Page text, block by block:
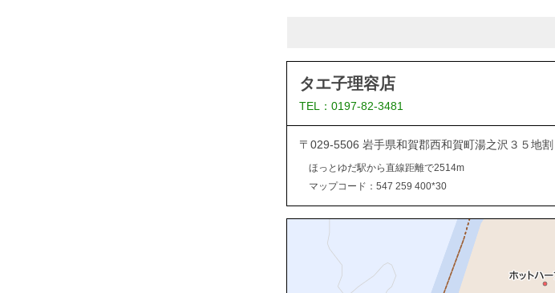
タエ子理容店
TEL：0197-82-3481
〒029-5506 岩手県和賀郡西和賀町湯之沢３５地割
ほっとゆだ駅から直線距離で2514m
マップコード：547 259 400*30